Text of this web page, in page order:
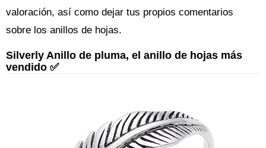
valoración, así como dejar tus propios comentarios
sobre los anillos de hojas.
Silverly Anillo de pluma, el anillo de hojas más
vendido ✅